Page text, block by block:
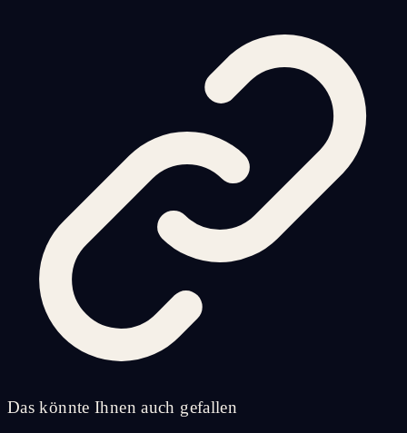
Das könnte Ihnen auch gefallen